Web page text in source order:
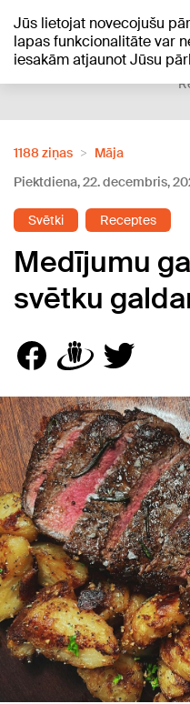
Jūs lietojat novecojušu
lapas funkcionalitāte var
iesakām atjaunot Jūsu
+17°C
1188 ziņas
Māja
Piektdiena, 22. decembris,
Svētki Receptes
Medījumu
svētku